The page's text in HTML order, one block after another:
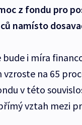
z fondu pro
namísto
bude i míra
vzroste na 65
v této
vztah mezi